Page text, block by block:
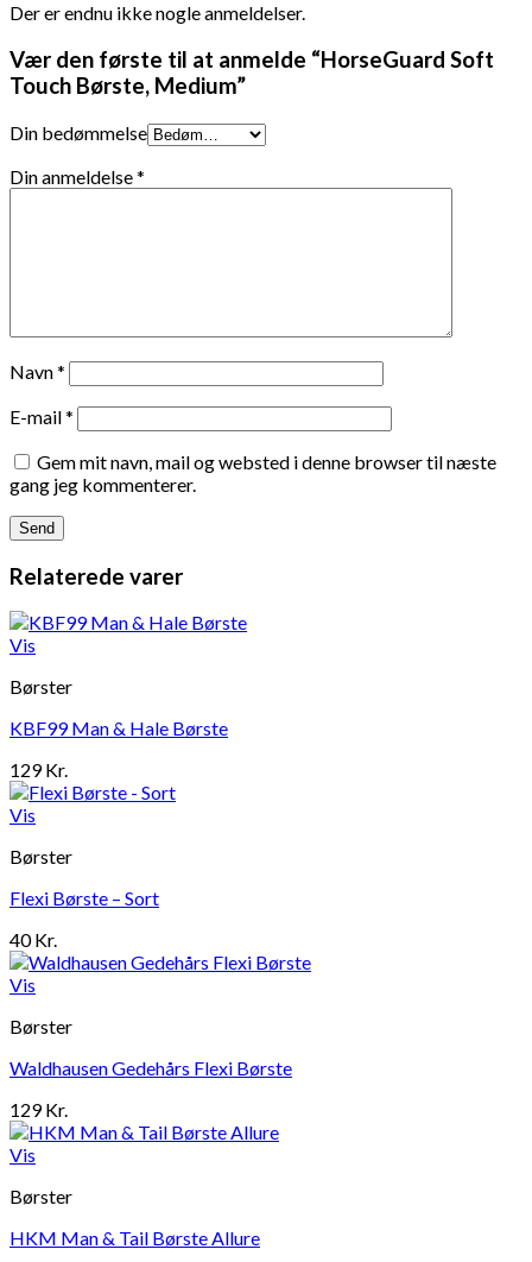
Der er endnu ikke nogle anmeldelser.
Vær den første til at anmelde “HorseGuard Soft
Touch Børste, Medium”
Din bedømmelse
Din anmeldelse*
Navn*
E-mail*
Gem mit navn, mail og websted i denne browser til næste
gang jeg kommenterer.
Relaterede varer
Vis
Børster
KBF99 Man & Hale Børste
129Kr.
Vis
Børster
Flexi Børste – Sort
40Kr.
Vis
Børster
Waldhausen Gedehårs Flexi Børste
129Kr.
Vis
Børster
HKM Man & Tail Børste Allure